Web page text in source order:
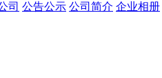
司 公告公示 公司简介 企业相册